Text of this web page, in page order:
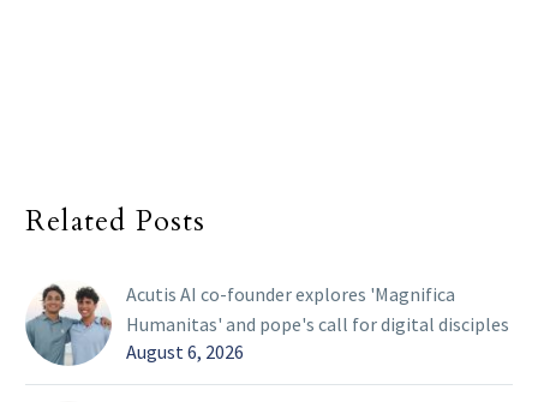
Related Posts
Acutis AI co-founder explores 'Magnifica
Humanitas' and pope's call for digital disciples
August 6, 2026